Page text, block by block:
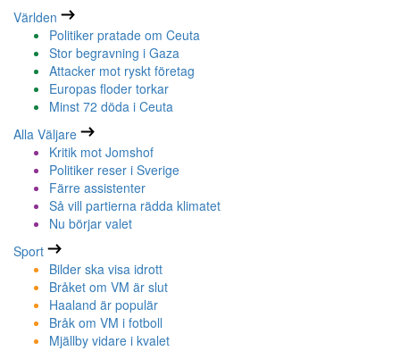
Världen
Politiker pratade om Ceuta
Stor begravning i Gaza
Attacker mot ryskt företag
Europas floder torkar
Minst 72 döda i Ceuta
Alla Väljare
Kritik mot Jomshof
Politiker reser i Sverige
Färre assistenter
Så vill partierna rädda klimatet
Nu börjar valet
Sport
Bilder ska visa idrott
Bråket om VM är slut
Haaland är populär
Bråk om VM i fotboll
Mjällby vidare i kvalet